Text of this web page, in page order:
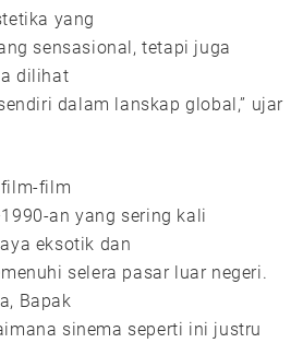
yang
sensasional, tetapi juga
dilihat
dalam lanskap global,” ujar
film
an yang sering kali
eksotik dan
selera pasar luar negeri.
Bapak
sinema seperti ini justru